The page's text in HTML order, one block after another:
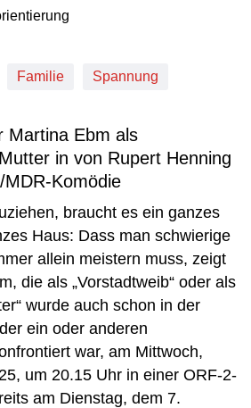
Desorientierung
Familie Spannung
Martina Ebm als
in von Rupert Henning
Komödie
braucht es ein ganzes
Haus: Dass man schwierige
allein meistern muss, zeigt
die als „Vorstadtweib“ oder als
wurde auch schon in der
ein oder anderen
war, am Mittwoch,
um 20.15 Uhr in einer ORF-2-
am Dienstag, dem 7.